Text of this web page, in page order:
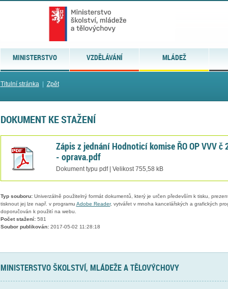
MINISTERSTVO VZDĚLÁVÁNÍ MLÁDEŽ
Titulní stránka| Zpět
DOKUMENT KE STAŽENÍ
Zápis z jednání Hodnoticí komise ŘO OP VVV č
- oprava.pdf
Dokument typu pdf | Velikost 755,58 kB
Typ souboru:Univerzálně použitelný formát dokumentů, který je určen především k tisku,
tisknout jej lze např. v programu Adobe Reader, vytvářet v mnoha kancelářských a grafických
doporučován k použití na webu.
Počet stažení:581
Soubor publikován:2017-05-02 11:28:18
MINISTERSTVO ŠKOLSTVÍ, MLÁDEŽE A TĚLOVÝCHOVY